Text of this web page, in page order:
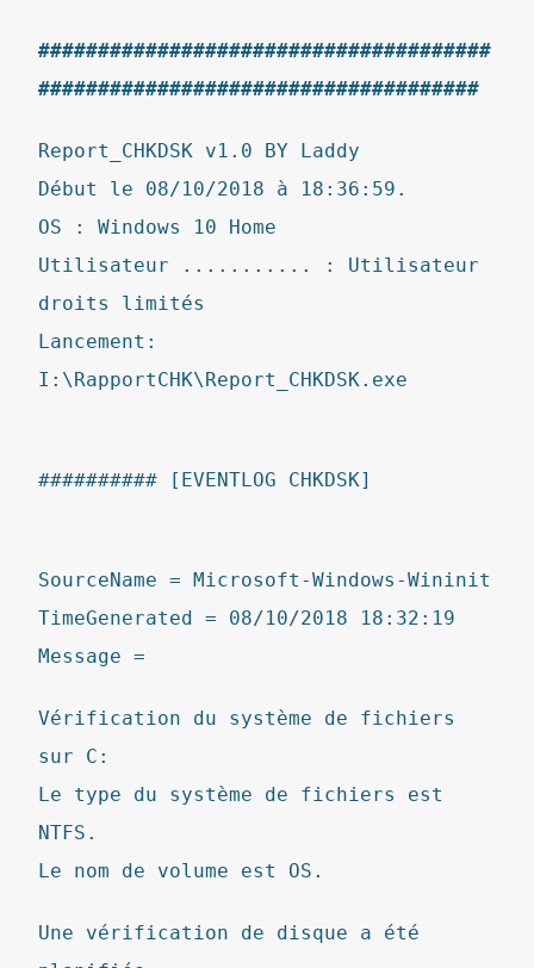
######################################
#####################################
Report_CHKDSK v1.0 BY Laddy
Début le 08/10/2018 à 18:36:59.
OS : Windows 10 Home
Utilisateur ........... : Utilisateur
droits limités
Lancement:
I:\RapportCHK\Report_CHKDSK.exe
########## [EVENTLOG CHKDSK]
SourceName = Microsoft-Windows-Wininit
TimeGenerated = 08/10/2018 18:32:19
Message =
Vérification du système de fichiers
sur C:
Le type du système de fichiers est
NTFS.
Le nom de volume est OS.
Une vérification de disque a été